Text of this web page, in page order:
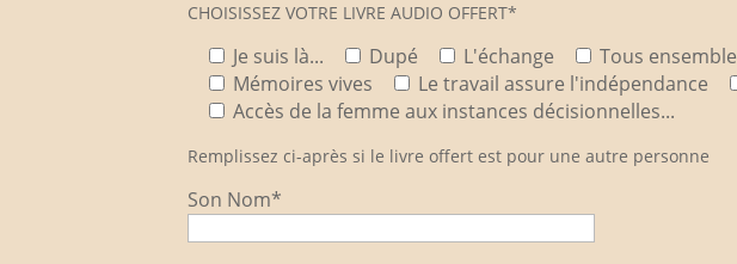
CHOISISSEZ VOTRE LIVRE AUDIO OFFERT*
Je suis là... Dupé L'échange Tous ensemble
Mémoires vives
Le travail assure l'indépendance
Accès de la femme aux instances décisionnelles...
Remplissez ci-après si le livre offert est pour une autre personne
Son Nom*